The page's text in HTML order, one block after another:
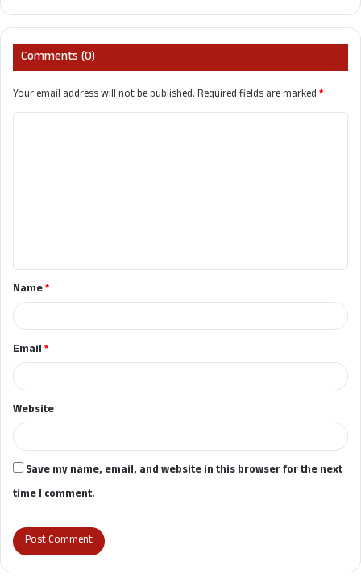
Comments (0)
Your email address will not be published.Required fields are marked*
t
*Name*
Email*
Website
Save my name, email, and website in this browser for the next
time I comment.